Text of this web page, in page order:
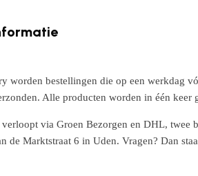
worden bestellingen die op een werkdag
Alle producten worden in één
via Groen Bezorgen en DHL, twee
de Marktstraat 6 in Uden. Vragen? Dan